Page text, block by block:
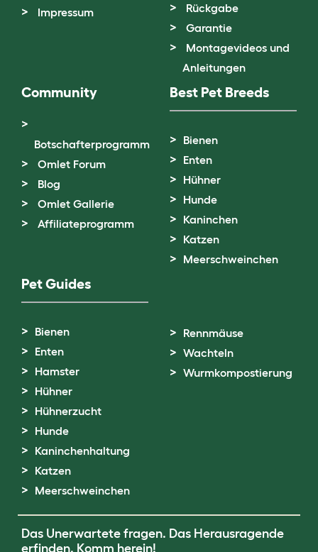
Impressum
Rückgabe
Garantie
Montagevideos und
Anleitungen
Community
Botschafterprogramm
Omlet Forum
Blog
Omlet Gallerie
Affiliateprogramm
Best Pet Breeds
Bienen
Enten
Hühner
Hunde
Kaninchen
Katzen
Meerschweinchen
Pet Guides
Bienen
Enten
Hamster
Hühner
Hühnerzucht
Hunde
Kaninchenhaltung
Katzen
Meerschweinchen
Rennmäuse
Wachteln
Wurmkompostierung
Das Unerwartete fragen. Das Herausragende
erfinden. Komm herein!